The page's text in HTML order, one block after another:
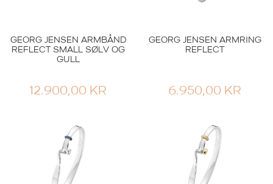
GEORG JENSEN ARMBÅND
REFLECT SMALL SØLV OG
GULL
12.900,00 KR
GEORG JENSEN ARMRING
REFLECT
6.950,00 KR